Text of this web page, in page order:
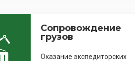
Сопровождение
грузов
Оказание экспедиторских